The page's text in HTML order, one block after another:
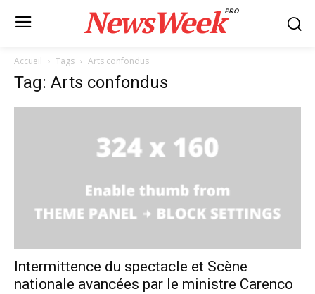
NewsWeekPRO
Accueil Tags Arts confondus
Tag: Arts confondus
Intermittence du spectacle et Scène
nationale avancées par le ministre Carenco